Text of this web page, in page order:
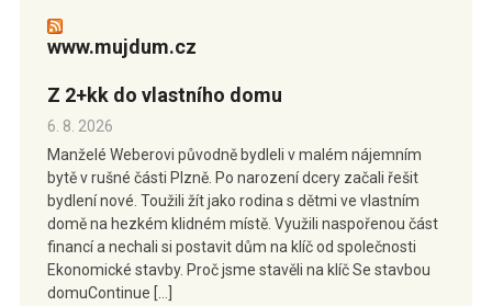
www.mujdum.cz
Z 2+kk do vlastního domu
6. 8. 2026
Manželé Weberovi původně bydleli v malém nájemním
bytě v rušné části Plzně. Po narození dcery začali řešit
bydlení nové. Toužili žít jako rodina s dětmi ve vlastním
domě na hezkém klidném místě. Využili naspořenou část
financí a nechali si postavit dům na klíč od společnosti
Ekonomické stavby. Proč jsme stavěli na klíč Se stavbou
domuContinue […]